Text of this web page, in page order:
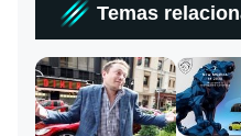
Temas